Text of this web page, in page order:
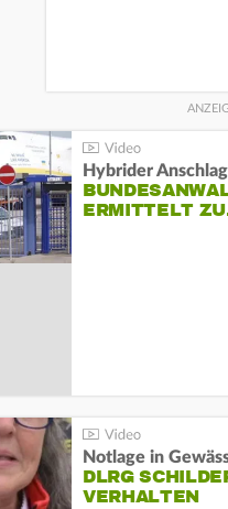
Hybrider
ERMITTELT
Notlage in
DLRG
VERHALTEN